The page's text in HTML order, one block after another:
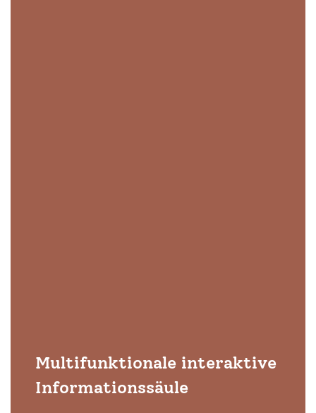
Multifunktionale interaktive
Informationssäule